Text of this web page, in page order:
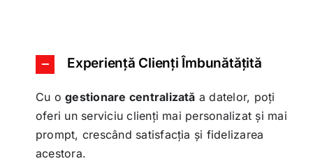
Experiență Clienți Îmbunătățită
Cu ogestionare centralizată a datelor, poți
oferi un serviciu clienți mai personalizat și mai
prompt, crescând satisfacția și fidelizarea
acestora.